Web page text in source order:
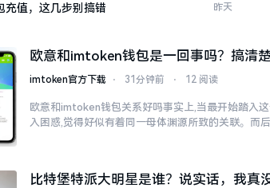
充值，这几步别搞错 昨天
欧意和imtoken钱包是一回事吗？搞清
imtoken官方下载 ⋅ 31分钟前 ⋅ 12 阅读
欧意和imtoken钱包关系好吗事实上,当最开始踏入
入困惑,觉得好似有着同一母体渊源所致的关联。而
比特堡特派大明星是谁？说实话，我真